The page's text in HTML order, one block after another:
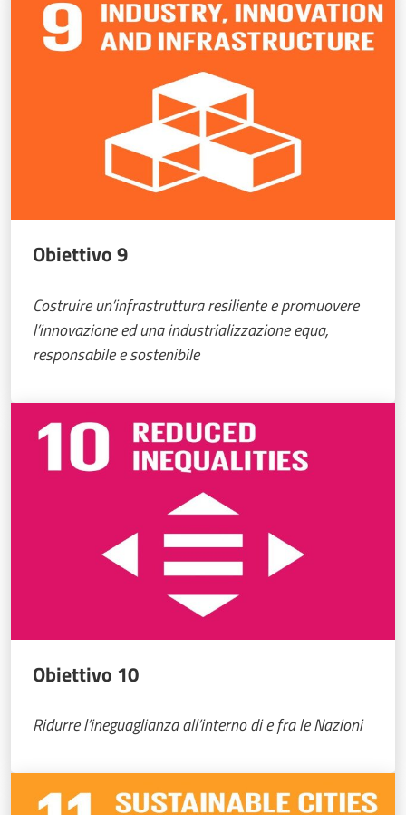
Obiettivo 9
Costruire un’infrastruttura resiliente e promuovere
l’innovazione ed una industrializzazione equa,
responsabile e sostenibile
Obiettivo 10
Ridurre l’ineguaglianza all’interno di e fra le Nazioni